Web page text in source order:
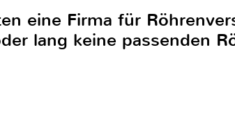
eine Firma für
lang keine passenden